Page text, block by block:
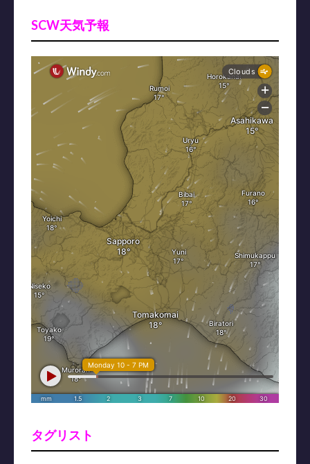
SCW天気予報
タグリスト